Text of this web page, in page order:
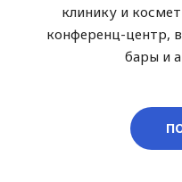
клинику и
конференц-центр,
бары и